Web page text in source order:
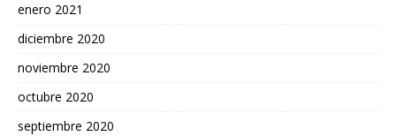
enero 2021
diciembre 2020
noviembre 2020
octubre 2020
septiembre 2020